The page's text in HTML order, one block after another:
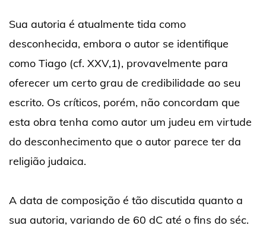
Sua autoria é atualmente tida como
desconhecida, embora o autor se identifique
como Tiago (cf. XXV,1), provavelmente para
oferecer um certo grau de credibilidade ao seu
escrito. Os críticos, porém, não concordam que
esta obra tenha como autor um judeu em virtude
do desconhecimento que o autor parece ter da
religião judaica.
A data de composição é tão discutida quanto a
sua autoria, variando de 60 dC até o fins do séc.